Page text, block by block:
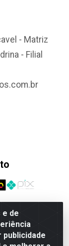
de
publicidade
- Matriz
- Filial
Do Sul, 161 -
700- CNPJ